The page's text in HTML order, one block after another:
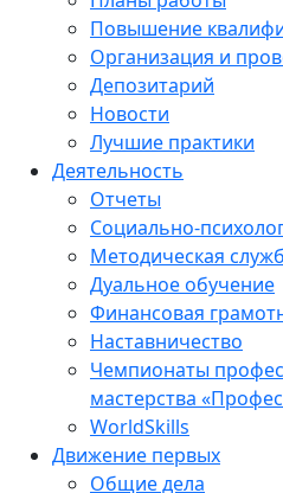
Повышение
Организация и
Депозитарий
Новости
Лучшие практики
Деятельность
Отчеты
Социально-
Методическая
Дуальное обучение
Финансовая
Наставничество
Чемпионаты
мастерства
WorldSkills
Движение первых
Общие дела